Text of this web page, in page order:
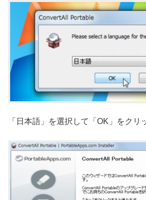
「日本語」を選択して「OK」をクリ